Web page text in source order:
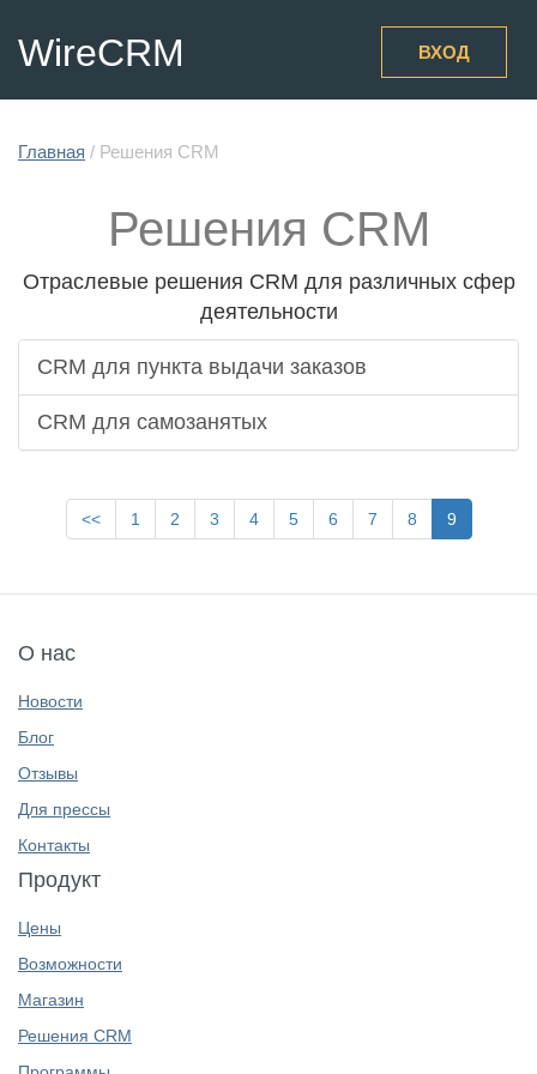
WireCRM ВХОД
Главная / Решения CRM
Решения CRM
Отраслевые решения CRM для различных сфер
деятельности
CRM для пункта выдачи заказов
CRM для самозанятых
<< 1 2 3 4 5 6 7 8 9
О нас
Новости
Блог
Отзывы
Для прессы
Контакты
Продукт
Цены
Возможности
Магазин
Решения CRM